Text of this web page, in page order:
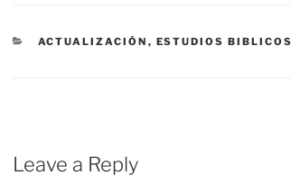
CATEGORIES
ACTUALIZACIÓN , ESTUDIOS BIBLICOS
Leave a Reply